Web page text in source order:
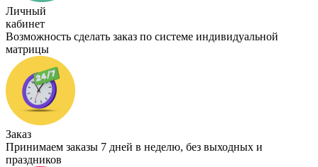
Личный
кабинет
Возможность сделать заказ по системе индивидуальной
матрицы
Заказ
Принимаем заказы 7 дней в неделю, без выходных и
праздников